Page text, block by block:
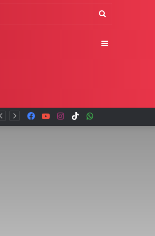
TikTok
Instagram
YouTube
Facebook
Buscar
Sidebar